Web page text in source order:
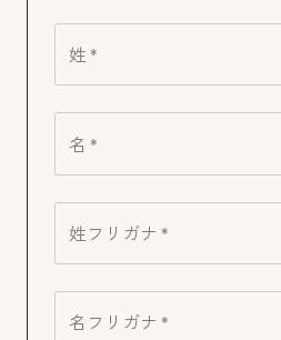
姓 *
名 *
姓フリガナ *
名フリガナ *